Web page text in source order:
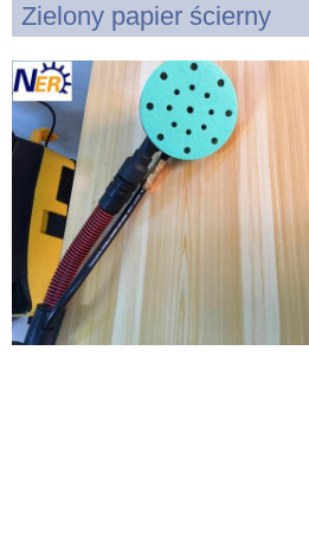
Zielony papier ścierny